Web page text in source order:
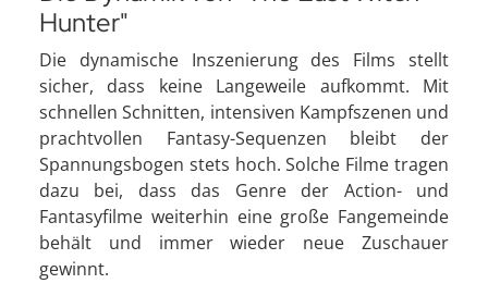
Hunter"
Die dynamische Inszenierung des Films stellt
sicher, dass keine Langeweile aufkommt. Mit
schnellen Schnitten, intensiven Kampfszenen und
prachtvollen Fantasy-Sequenzen bleibt der
Spannungsbogen stets hoch. Solche Filme tragen
dazu bei, dass das Genre der Action- und
Fantasyfilme weiterhin eine große Fangemeinde
behält und immer wieder neue Zuschauer
gewinnt.